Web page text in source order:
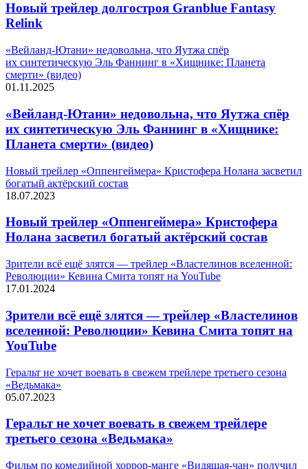
Новый трейлер долгостроя Granblue Fantasy
Relink
«Вейланд-Ютани» недовольна, что Яутжа спёр
их синтетическую Эль Фаннинг в «Хищнике: Планета
смерти» (видео)
01.11.2025
«Вейланд-Ютани» недовольна, что Яутжа спёр
их синтетическую Эль Фаннинг в «Хищнике:
Планета смерти» (видео)
Новый трейлер «Оппенгеймера» Кристофера Нолана засветил
богатый актёрский состав
18.07.2023
Новый трейлер «Оппенгеймера» Кристофера
Нолана засветил богатый актёрский состав
Зрители всё ещё злятся — трейлер «Властелинов вселенной:
Революции» Кевина Смита топят на YouTube
17.01.2024
Зрители всё ещё злятся — трейлер «Властелинов
вселенной: Революции» Кевина Смита топят на
YouTube
Геральт не хочет воевать в свежем трейлере третьего сезона
«Ведьмака»
05.07.2023
Геральт не хочет воевать в свежем трейлере
третьего сезона «Ведьмака»
Фильм по комедийной хоррор-манге «Видящая-чан» получил